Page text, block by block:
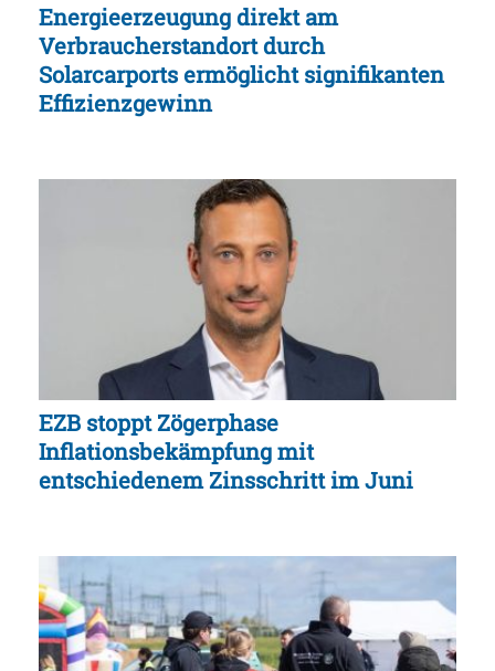
Energieerzeugung direkt am
Verbraucherstandort durch
Solarcarports ermöglicht signifikanten
Effizienzgewinn
EZB stoppt Zögerphase
Inflationsbekämpfung mit
entschiedenem Zinsschritt im Juni